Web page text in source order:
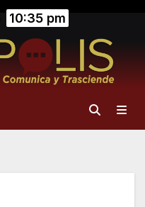
10:35 pm